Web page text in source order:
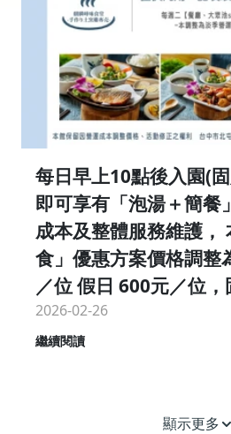
每日早上10點後入園(
即可享有「泡湯＋簡餐
成本及整體服務維護，
食」優惠方案價格調整
／位 假日 600元／位
2026-02-26
繼續閱讀
顯示更多